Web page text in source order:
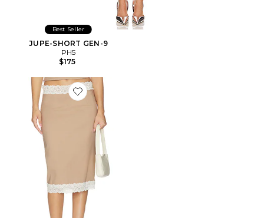
Best Seller
JUPE-SHORT GEN-9
PH5
$175
Favorite JUPE COUCOU